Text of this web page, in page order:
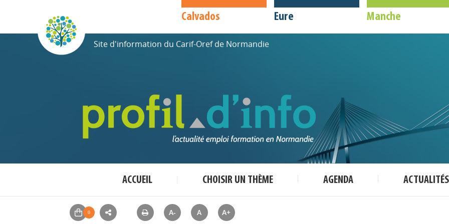
Calvados Eure Manche
Site d'information du Carif-Oref de Normandie
ACCUEIL CHOISIR UN THÈME AGENDA ACTUALITÉS
A- A A+